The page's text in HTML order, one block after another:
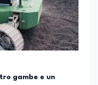
gambe e un